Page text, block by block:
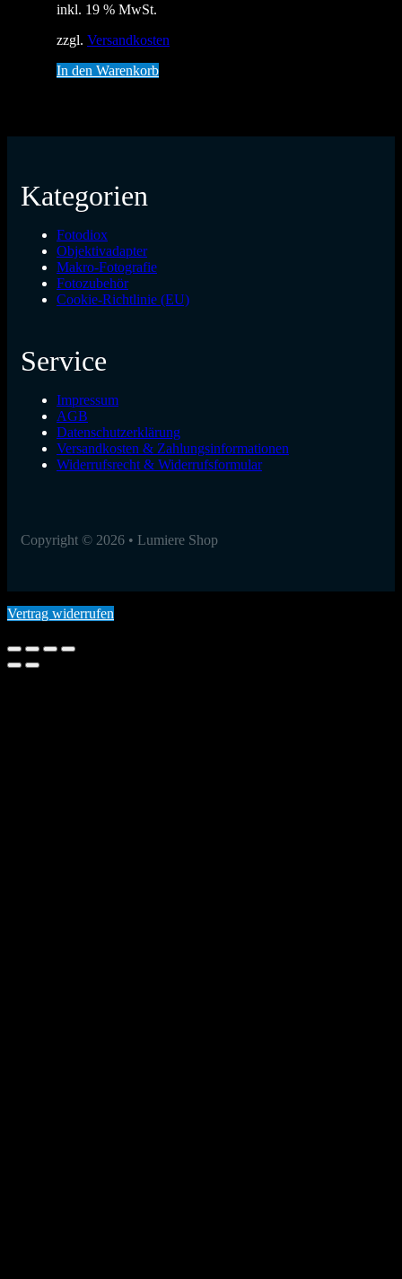
inkl. 19 % MwSt.
zzgl. Versandkosten
In den Warenkorb
Kategorien
Fotodiox
Objektivadapter
Makro-Fotografie
Fotozubehör
Cookie-Richtlinie (EU)
Service
Impressum
AGB
Datenschutzerklärung
Versandkosten & Zahlungsinformationen
Widerrufsrecht & Widerrufsformular
Copyright © 2026 • Lumiere Shop
Vertrag widerrufen